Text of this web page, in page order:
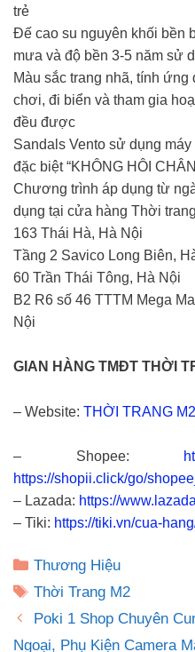
trẻ
Đế cao su nguyên khối bền
mưa và độ bền 3-5 năm sử
Màu sắc trang nhã, tính
chơi, đi biển và tham gia
đều được
Sandals Vento sử dụng
đặc biệt “KHÔNG HÔI
Chương trình áp dụng từ
dụng tại cửa hàng Thời
163 Thái Hà, Hà Nội
Tầng 2 Savico Long Biên,
60 Trần Thái Tông, Hà Nội
B2 R6 số 46 TTTM Mega
Nội
GIAN HÀNG TMĐT THỜI
– Website: THỜI TRANG M2
– Shopee:
https://shopii.click/go/
– Lazada: https://
– Tiki: https://tiki.vn/cua-
Danh
mục
Thương Hiệu
Thẻ
Thời Trang M2
Poki 1 Shop Chuyên
Ngoại, Phụ Kiện Camera